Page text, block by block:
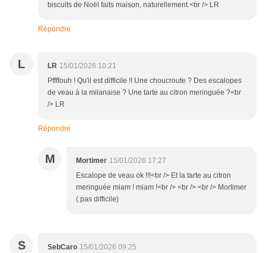
biscuits de Noël faits maison, naturellement.<br /> LR
Répondre
L LR 15/01/2026 10:21
Pffffouh ! Qu'il est difficile !! Une choucroute ? Des escalopes
de veau à la milanaise ? Une tarte au citron meringuée ?<br
/> LR
Répondre
M Mortimer 15/01/2026 17:27
Escalope de veau ok !!!<br /> Et la tarte au citron
meringuée miam ! miam !<br /> <br /> <br /> Mortimer
( pas difficile)
S SebCaro 15/01/2026 09:25